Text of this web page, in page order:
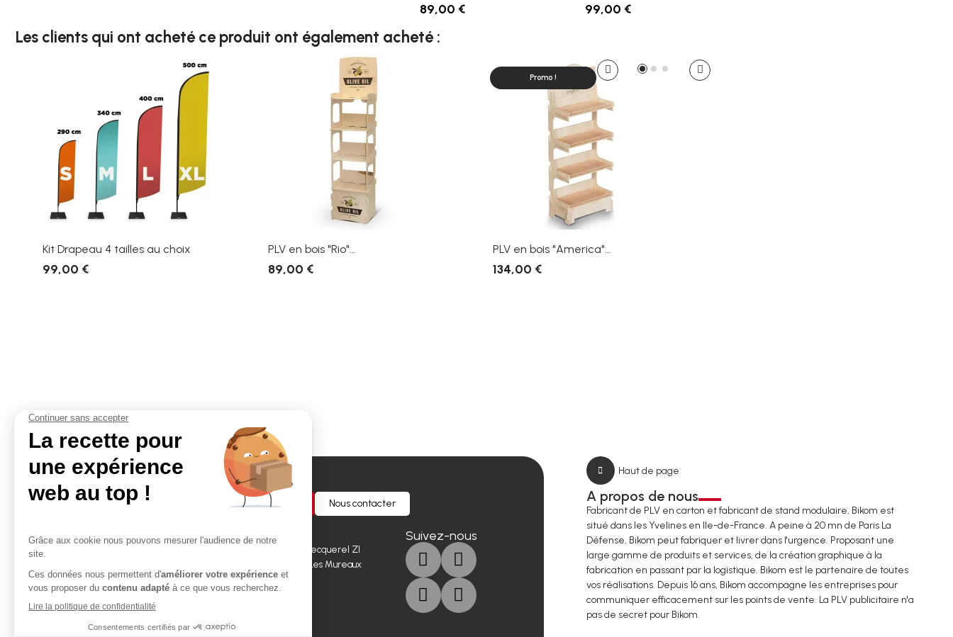
89,00 € 99,00 €
Les clients qui ont acheté ce produit ont également acheté :
Kit Drapeau 4 tailles au choix
99,00 €
PLV en bois "Rio"...
89,00 €
PLV en bois "America"...
134,00 €
Promo !
Demander un devis Nous contacter
Accès rapides
Portfolio
Blog
Contact
Bikom Shop, 26 rue becquerel ZI
des Garennes 78130 Les Mureaux
01 30 99 75 64
devis@bikom.fr
Suivez-nous
Haut de page
A propos de nous
Fabricant de PLV en carton et fabricant de stand modulaire, Bikom est
situé dans les Yvelines en Ile-de-France. A peine à 20 mn de Paris La
Défense, Bikom peut fabriquer et livrer dans l'urgence. Proposant une
large gamme de produits et services, de la création graphique à la
fabrication en passant par la logistique. Bikom est le partenaire de toutes
vos réalisations. Depuis 16 ans, Bikom accompagne les entreprises pour
communiquer efficacement sur les points de vente. La PLV publicitaire n'a
pas de secret pour Bikom.